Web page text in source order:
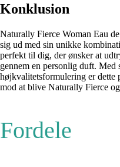
Konklusion
Naturally Fierce Woman Eau
sig ud med sin unikke
perfekt til dig, der ønsker at
gennem en personlig duft. Med
højkvalitetsformulering er dette
mod at blive Naturally Fierce
Fordele